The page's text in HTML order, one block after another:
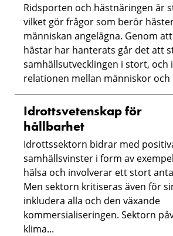
Ridsporten och hästnäringen är
vilket gör frågor som berör
människan angelägna. Genom
hästar har hanterats går det att
samhällsutvecklingen i stort,
relationen mellan människor och
Idrottsvetenskap för
hållbarhet
Idrottssektorn bidrar med
samhällsvinster i form av
hälsa och involverar ett stort
Men sektorn kritiseras även för
inkludera alla och den växande
kommersialiseringen. Sektorn
klima...